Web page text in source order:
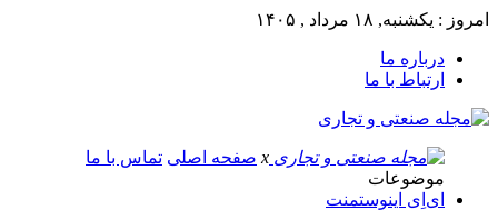
امروز : یکشنبه, ۱۸ مرداد , ۱۴۰۵
درباره ما
ارتباط با ما
x صفحه اصلی تماس با ما
موضوعات
ای‌اِی اینوستمنت